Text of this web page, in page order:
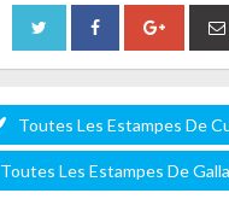
Toutes Les Estampes De
Toutes Les Estampes De